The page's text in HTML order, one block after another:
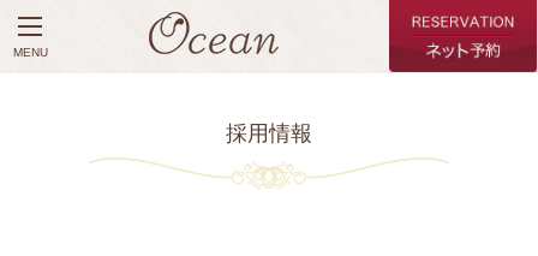
MENU
採用情報